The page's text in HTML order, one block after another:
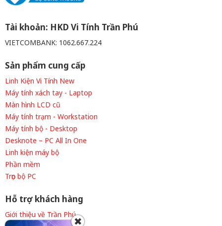
Tài khoản: HKD Vi Tính Trần Phú
VIETCOMBANK: 1062.667.224
Sản phẩm cung cấp
Linh Kiện Vi Tính New
Máy tính xách tay - Laptop
Màn hình LCD cũ
Máy tính trạm - Workstation
Máy tính bộ - Desktop
Desknote – PC All In One
Linh kiện máy bộ
Phần mềm
Trọn bộ PC
Hỗ trợ khách hàng
Giới thiệu về Trần Phú
✖